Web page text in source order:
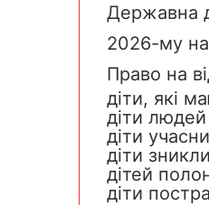
Державна
2026-му
Право на
діти, які
діти людей
діти
діти
дітей
діти